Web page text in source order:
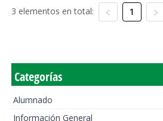
3 elementos en total: 1
Categorías
Alumnado
Información General